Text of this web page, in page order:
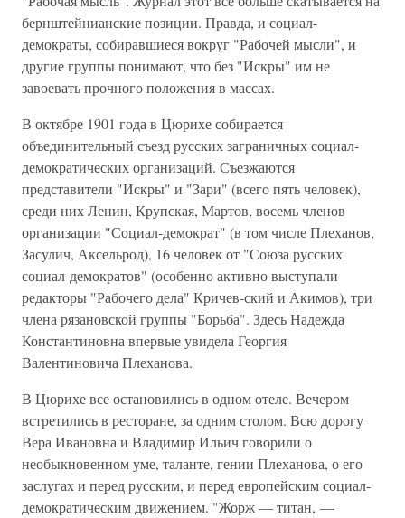
бернштейнианские позиции. Правда, и социал-
демократы, собиравшиеся вокруг "Рабочей мысли", и
другие группы понимают, что без "Искры" им не
завоевать прочного положения в массах.
В октябре 1901 года в Цюрихе собирается
объединительный съезд русских заграничных социал-
демократических организаций. Съезжаются
представители "Искры" и "Зари" (всего пять человек),
среди них Ленин, Крупская, Мартов, восемь членов
организации "Социал-демократ" (в том числе Плеханов,
Засулич, Аксельрод), 16 человек от "Союза русских
социал-демократов" (особенно активно выступали
редакторы "Рабочего дела" Кричев-ский и Акимов), три
члена рязановской группы "Борьба". Здесь Надежда
Константиновна впервые увидела Георгия
Валентиновича Плеханова.
В Цюрихе все остановились в одном отеле. Вечером
встретились в ресторане, за одним столом. Всю дорогу
Вера Ивановна и Владимир Ильич говорили о
необыкновенном уме, таланте, гении Плеханова, о его
заслугах и перед русским, и перед европейским социал-
демократическим движением. "Жорж — титан, —